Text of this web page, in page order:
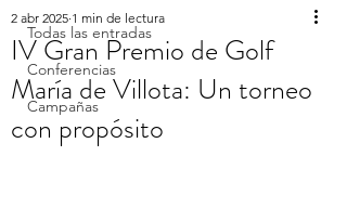
Todas las entradas
Conferencias
Campañas
IV Gran Premio de Golf
María de Villota: Un torneo
con propósito
2 abr 2025 1 min de lectura